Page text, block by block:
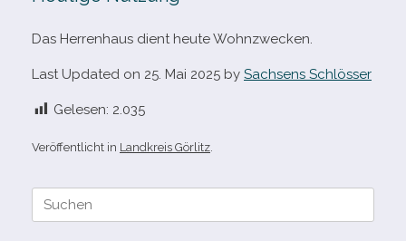
Das Herrenhaus dient heute Wohnzwecken.
Last Updated on 25. Mai 2025 by Sachsens Schlösser
Gelesen: 2.035
Veröffentlicht in Landkreis Görlitz
Suche